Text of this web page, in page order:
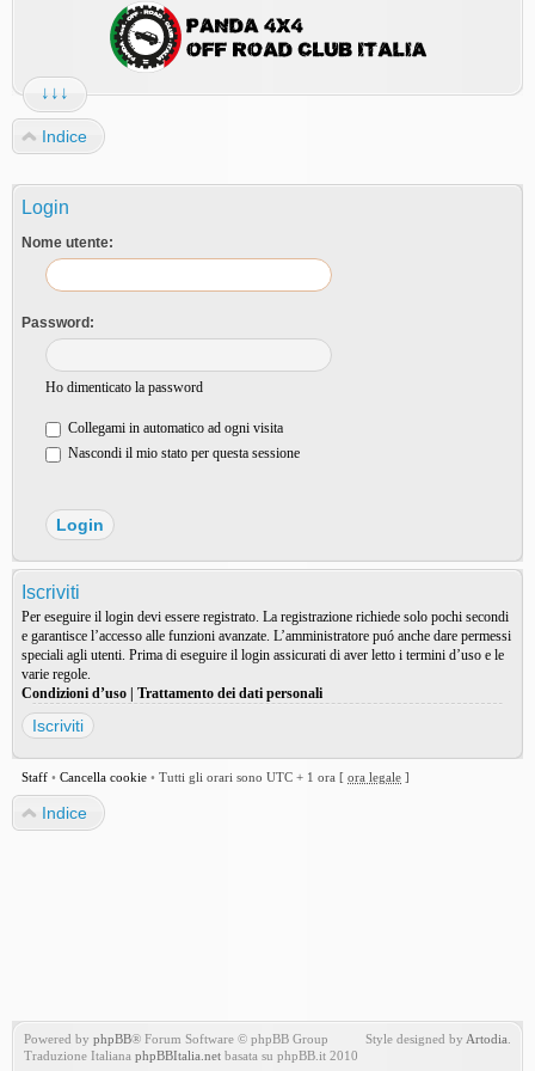
↓↓↓
Indice
Login
Nome utente:
Password:
Ho dimenticato la password
Collegami in automatico ad ogni visita
Nascondi il mio stato per questa sessione
Iscriviti
Per eseguire il login devi essere registrato. La registrazione richiede solo pochi secondi
e garantisce l’accesso alle funzioni avanzate. L’amministratore puó anche dare permessi
speciali agli utenti. Prima di eseguire il login assicurati di aver letto i termini d’uso e le
varie regole.
Condizioni d’uso
Trattamento dei dati personali
Iscriviti
Staff • Cancella cookie • Tutti gli orari sono UTC + 1 ora [ ora legale ]
Indice
Powered by phpBB® Forum Software © phpBB Group
Traduzione Italiana phpBBItalia.net basata su phpBB.it 2010
Style designed by Artodia